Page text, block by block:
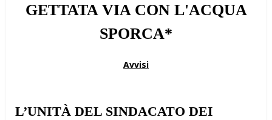
GETTATA VIA CON L'ACQUA
SPORCA*
Avvisi
L’UNITÀ DEL SINDACATO DEI